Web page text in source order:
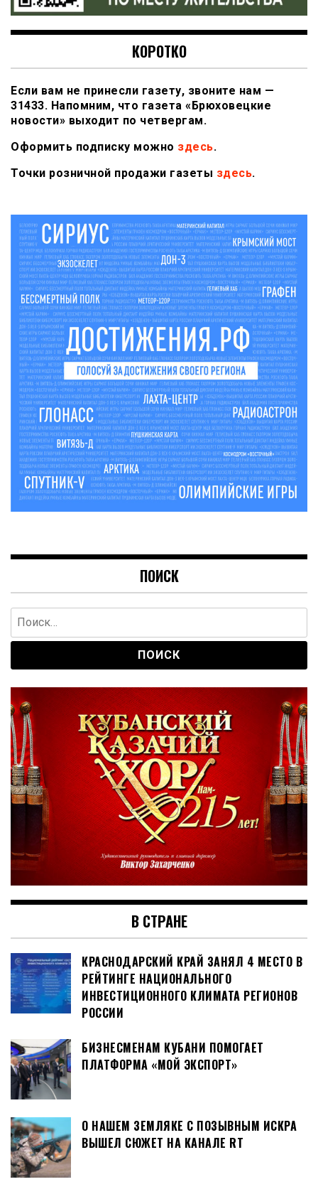
КОРОТКО
Если вам не принесли газету, звоните нам —
31433. Напомним, что газета «Брюховецкие
новости» выходит по четвергам.
Оформить подписку можно здесь.
Точки розничной продажи газеты здесь.
ПОИСК
Найти:
В СТРАНЕ
КРАСНОДАРСКИЙ КРАЙ ЗАНЯЛ 4 МЕСТО В
РЕЙТИНГЕ НАЦИОНАЛЬНОГО
ИНВЕСТИЦИОННОГО КЛИМАТА РЕГИОНОВ
РОССИИ
БИЗНЕСМЕНАМ КУБАНИ ПОМОГАЕТ
ПЛАТФОРМА «МОЙ ЭКСПОРТ»
О НАШЕМ ЗЕМЛЯКЕ С ПОЗЫВНЫМ ИСКРА
ВЫШЕЛ СЮЖЕТ НА КАНАЛЕ RT